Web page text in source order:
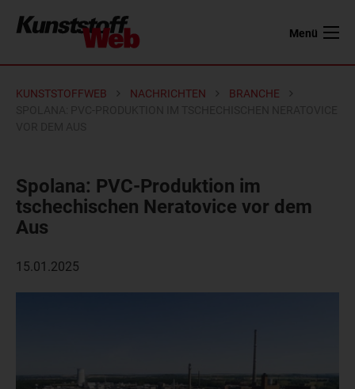
Menü
KUNSTSTOFFWEB NACHRICHTEN
BRANCHE
Spolana: PVC-Produktion im
tschechischen Neratovice vor dem
Aus
15.01.2025